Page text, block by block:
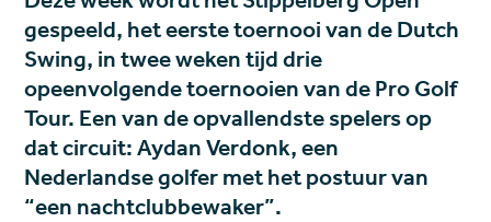
gespeeld, het eerste toernooi van de Dutch
Swing, in twee weken tijd drie
opeenvolgende toernooien van de Pro Golf
Tour. Een van de opvallendste spelers op
dat circuit: Aydan Verdonk, een
Nederlandse golfer met het postuur van
“een nachtclubbewaker”.